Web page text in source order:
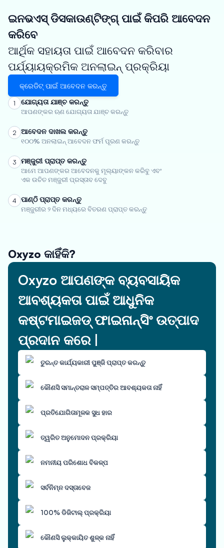
ଇନଭଏସ୍ ଡିସକାଉଣ୍ଟିଙ୍ଗ୍ ପାଇଁ କିପରି ଆବେଦନ
କରିବେ
ଆର୍ଥିକ ସହାୟତା ପାଇଁ ଆବେଦନ କରିବାର
ପର୍ଯ୍ୟାୟକ୍ରମିକ ଅନଲାଇନ୍ ପ୍ରକ୍ରିୟା
କ୍ରେଡିଟ୍ ପାଇଁ ଆବେଦନ କରନ୍ତୁ
1 ଯୋଗ୍ୟତା ଯାଞ୍ଚ କରନ୍ତୁ
ଆପଣଙ୍କର ଋଣ ଯୋଗ୍ୟତା ଯାଞ୍ଚ କରନ୍ତୁ
2 ଆବେଦନ ଦାଖଲ କରନ୍ତୁ
୧୦୦% ଅନଲାଇନ୍ ଆବେଦନ ଫର୍ମ ପୂରଣ କରନ୍ତୁ
3 ମଞ୍ଜୁରୀ ପ୍ରାପ୍ତ କରନ୍ତୁ
ଆମେ ଆପଣଙ୍କର ଆବେଦନକୁ ମୂଲ୍ୟାଙ୍କନ କରିବୁ ଏବଂ
ଏକ ଉଚିତ ମଞ୍ଜୁରୀ ପ୍ରସ୍ତାବ ଦେବୁ
4 ପାଣ୍ଠି ପ୍ରାପ୍ତ କରନ୍ତୁ
ମଞ୍ଜୁରୀର ୨ ଦିନ ମଧ୍ୟରେ ବିତରଣ ପ୍ରାପ୍ତ କରନ୍ତୁ
Oxyzo କାହିଁକି?
Oxyzo ଆପଣଙ୍କ ବ୍ୟବସାୟିକ
ଆବଶ୍ୟକତା ପାଇଁ ଆଧୁନିକ
କଷ୍ଟମାଇଜଡ୍ ଫାଇନାନ୍ସିଂ ଉତ୍ପାଦ
ପ୍ରଦାନ କରେ |
ତୁରନ୍ତ କାର୍ଯ୍ୟକାରୀ ପୁଞ୍ଜି ପ୍ରାପ୍ତ କରନ୍ତୁ
କୌଣସି ସମାନ୍ତରାଳ ସମ୍ପତ୍ତିର ଆବଶ୍ୟକତା ନାହିଁ
ପ୍ରତିଯୋଗିତାମୂଳକ ସୁଧ ହାର
ତ୍ୱରିତ ଅନୁମୋଦନ ପ୍ରକ୍ରିୟା
ନମନୀୟ ପରିଶୋଧ ବିକଳ୍ପ
ସର୍ବନିମ୍ନ ଦସ୍ତାବେଜ
100% ଡିଜିଟାଲ୍ ପ୍ରକ୍ରିୟା
କୌଣସି ଲୁକ୍କାୟିତ ଶୁଳ୍କ ନାହିଁ